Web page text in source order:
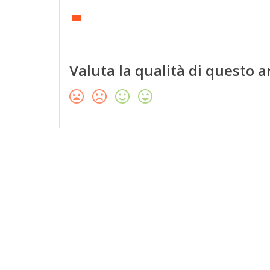
Valuta la qualità di questo